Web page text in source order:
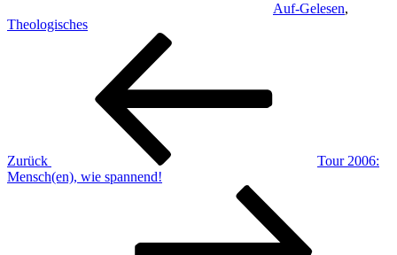
Auf-Gelesen,
Theologisches
Beitragsnavigation
Zurück
Tour 2006:
Mensch(en), wie spannend!